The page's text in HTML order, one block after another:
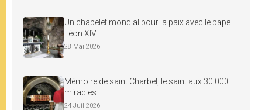
Un chapelet mondial pour la paix avec le pape
Léon XIV
28 Mai 2026
Mémoire de saint Charbel, le saint aux 30 000
miracles
24 Juil 2026